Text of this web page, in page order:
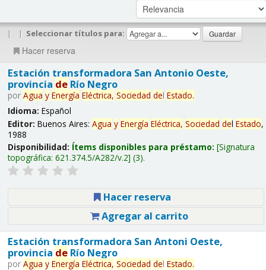
| | Seleccionar títulos para:
Hacer reserva
Estación transformadora San Antonio Oeste,
provincia deRío Negro
por Agua y Energía Eléctrica, Sociedad del Estado.
Idioma: Español
Editor: Buenos Aires: Agua y Energía Eléctrica, Sociedad del Estado,
1988
Disponibilidad: Ítems disponibles para préstamo: Signatura
topográfica: 621.374.5/A282/v.2 (3).
Hacer reserva
Agregar al carrito
Estación transformadora San Antoni Oeste,
provincia deRío Negro
por Agua y Energía Eléctrica, Sociedad del Estado.